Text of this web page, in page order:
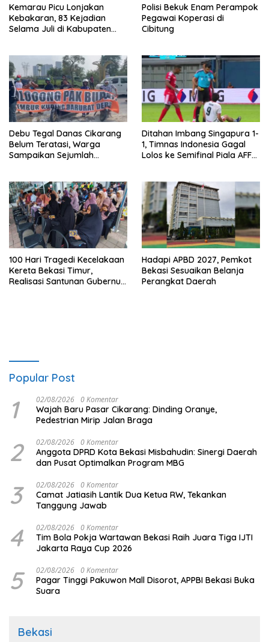
Kemarau Picu Lonjakan
Kebakaran, 83 Kejadian
Selama Juli di Kabupaten
Polisi Bekuk Enam Perampok
Pegawai Koperasi di
Cibitung
Debu Tegal Danas Cikarang
Belum Teratasi, Warga
Sampaikan Sejumlah
Ditahan Imbang Singapura 1-
1, Timnas Indonesia Gagal
Lolos ke Semifinal Piala AFF
100 Hari Tragedi Kecelakaan
Kereta Bekasi Timur,
Realisasi Santunan Gubernur
Hadapi APBD 2027, Pemkot
Bekasi Sesuaikan Belanja
Perangkat Daerah
Popular Post
1 02/08/2026 0 Komentar
Wajah Baru Pasar Cikarang: Dinding Oranye,
Pedestrian Mirip Jalan Braga
2 02/08/2026 0 Komentar
Anggota DPRD Kota Bekasi Misbahudin: Sinergi Daerah
dan Pusat Optimalkan Program MBG
3 02/08/2026 0 Komentar
Camat Jatiasih Lantik Dua Ketua RW, Tekankan
Tanggung Jawab
4 02/08/2026 0 Komentar
Tim Bola Pokja Wartawan Bekasi Raih Juara Tiga IJTI
Jakarta Raya Cup 2026
5 02/08/2026 0 Komentar
Pagar Tinggi Pakuwon Mall Disorot, APPBI Bekasi Buka
Suara
Bekasi